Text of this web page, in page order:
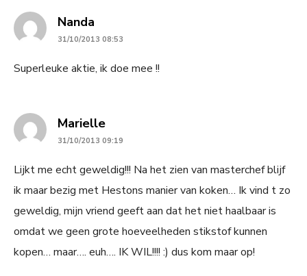
Nanda
31/10/2013 08:53
Superleuke aktie, ik doe mee !!
Mariellesays:
31/10/2013 09:19
Lijkt me echt geweldig!!! Na het zien van masterchef blijf
ik maar bezig met Hestons manier van koken… Ik vind t zo
geweldig, mijn vriend geeft aan dat het niet haalbaar is
omdat we geen grote hoeveelheden stikstof kunnen
kopen… maar…. euh…. IK WIL!!!! :) dus kom maar op!